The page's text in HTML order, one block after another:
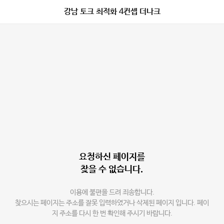
강남 토크 최적화 4컨셉 더나크
요청하신 페이지를
찾을 수 없습니다.
이용에 불편을 드려 죄송합니다.
찾으시는 페이지는 주소를 잘못 입력하였거나 삭제된 페이지 입니다. 페이
지 주소를 다시 한 번 확인해 주시기 바랍니다.